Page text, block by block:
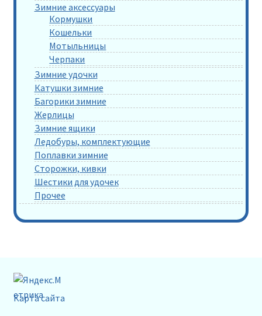
Зимние аксессуары
Кормушки
Кошельки
Мотыльницы
Черпаки
Зимние удочки
Катушки зимние
Багорики зимние
Жерлицы
Зимние ящики
Ледобуры, комплектующие
Поплавки зимние
Сторожки, кивки
Шестики для удочек
Прочее
Карта сайта